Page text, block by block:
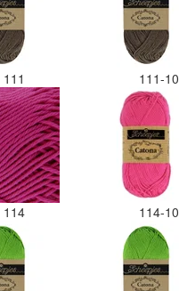
111 111-10
114 114-10